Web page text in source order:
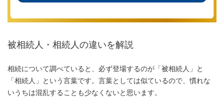
被相続人・相続人の違いを解説
相続について調べていると、必ず登場するのが「被相続人」と
「相続人」という言葉です。言葉としては似ているので、慣れな
いうちは混乱することも少なくないと思います。